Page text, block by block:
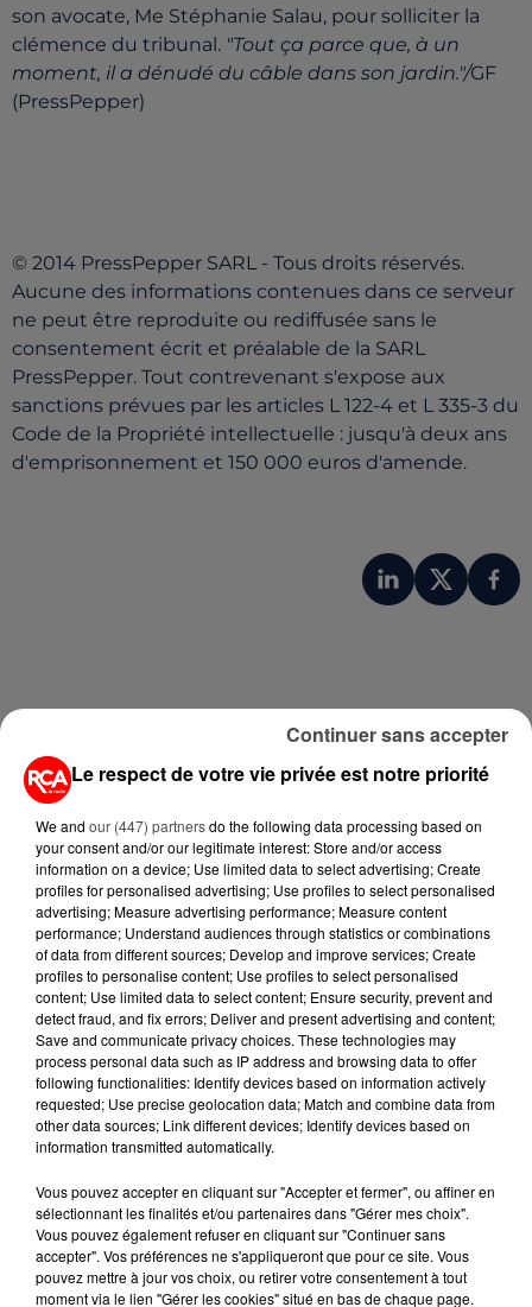
son avocate, Me Stéphanie Salau, pour solliciter la
clémence du tribunal. "Tout ça parce que, à un
moment, il a dénudé du câble dans son jardin."/GF
(PressPepper)
© 2014 PressPepper SARL - Tous droits réservés.
Aucune des informations contenues dans ce serveur
ne peut être reproduite ou rediffusée sans le
consentement écrit et préalable de la SARL
PressPepper. Tout contrevenant s'expose aux
sanctions prévues par les articles L 122-4 et L 335-3 du
Code de la Propriété intellectuelle : jusqu'à deux ans
d'emprisonnement et 150 000 euros d'amende.
A LIRE AUSSI...
7 août 2026
PETIT-DÉJEUNER : EST-IL
VRAIMENT OBLIGATOIRE DE
MANGER LE MATIN ?
7 août 2026
WEEK-END ROUGE SUR LES
ROUTES : LE GRAND OUEST SE
PRÉPARE À UN...
6 août 2026
INDUSTRIELS DU TABAC BIENTÔT
TAXÉS...
6 août 2026
CANICULE : POURQUOI LES
Le respect de votre vie privée est notre priorité
We and our (447) partnersdo the following data processing based on
your consent and/or our legitimate interest: Store and/or access
information on a device; Use limited data to select advertising; Create
profiles for personalised advertising; Use profiles to select personalised
advertising; Measure advertising performance; Measure content
performance; Understand audiences through statistics or combinations
of data from different sources; Develop and improve services; Create
profiles to personalise content; Use profiles to select personalised
content; Use limited data to select content; Ensure security, prevent and
detect fraud, and fix errors; Deliver and present advertising and content;
Save and communicate privacy choices. These technologies may
process personal data such as IP address and browsing data to offer
following functionalities: Identify devices based on information actively
requested; Use precise geolocation data; Match and combine data from
other data sources; Link different devices; Identify devices based on
information transmitted automatically.
Vous pouvez accepter en cliquant sur "Accepter et fermer", ou affiner en
sélectionnant les finalités et/ou partenaires dans "Gérer mes choix".
Vous pouvez également refuser en cliquant sur "Continuer sans
accepter". Vos préférences ne s'appliqueront que pour ce site. Vous
pouvez mettre à jour vos choix, ou retirer votre consentement à tout
moment via le lien "Gérer les cookies" situé en bas de chaque page.
Continuer sans accepter